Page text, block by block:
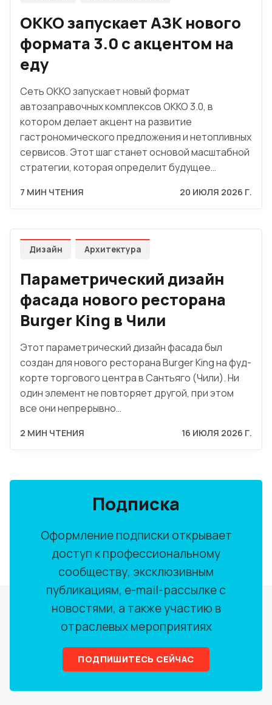
OKKO запускает АЗК нового
формата 3.0 с акцентом на
еду
Сеть OKKO запускает новый формат
автозаправочных комплексов OKKO 3.0, в
котором делает акцент на развитие
гастрономического предложения и нетопливных
сервисов. Этот шаг станет основой масштабной
стратегии, которая определит будущее…
7 МИН ЧТЕНИЯ 20 ИЮЛЯ 2026 Г.
Дизайн Архитектура
Параметрический дизайн
фасада нового ресторана
Burger King в Чили
Этот параметрический дизайн фасада был
создан для нового ресторана Burger King на фуд-
корте торгового центра в Сантьяго (Чили). Ни
один элемент не повторяет другой, при этом
все они непрерывно…
2 МИН ЧТЕНИЯ 16 ИЮЛЯ 2026 Г.
Подписка
Оформление подписки открывает
доступ к профессиональному
сообществу, эксклюзивным
публикациям, e-mail-рассылке с
новостями, а также участию в
отраслевых мероприятиях
ПОДПИШИТЕСЬ СЕЙЧАС